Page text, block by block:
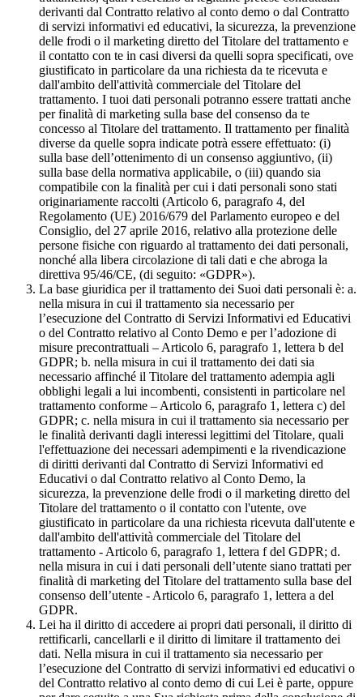
derivanti dal Contratto relativo al conto demo o dal Contratto
di servizi informativi ed educativi, la sicurezza, la prevenzione
delle frodi o il marketing diretto del Titolare del trattamento e
il contatto con te in casi diversi da quelli sopra specificati, ove
giustificato in particolare da una richiesta da te ricevuta e
dall'ambito dell'attività commerciale del Titolare del
trattamento. I tuoi dati personali potranno essere trattati anche
per finalità di marketing sulla base del consenso da te
concesso al Titolare del trattamento. Il trattamento per finalità
diverse da quelle sopra indicate potrà essere effettuato: (i)
sulla base dell’ottenimento di un consenso aggiuntivo, (ii)
sulla base della normativa applicabile, o (iii) quando sia
compatibile con la finalità per cui i dati personali sono stati
originariamente raccolti (Articolo 6, paragrafo 4, del
Regolamento (UE) 2016/679 del Parlamento europeo e del
Consiglio, del 27 aprile 2016, relativo alla protezione delle
persone fisiche con riguardo al trattamento dei dati personali,
nonché alla libera circolazione di tali dati e che abroga la
direttiva 95/46/CE, (di seguito: «GDPR»).
La base giuridica per il trattamento dei Suoi dati personali è: a.
nella misura in cui il trattamento sia necessario per
l’esecuzione del Contratto di Servizi Informativi ed Educativi
o del Contratto relativo al Conto Demo e per l’adozione di
misure precontrattuali – Articolo 6, paragrafo 1, lettera b del
GDPR; b. nella misura in cui il trattamento dei dati sia
necessario affinché il Titolare del trattamento adempia agli
obblighi legali a lui incombenti, consistenti in particolare nel
trattamento conforme – Articolo 6, paragrafo 1, lettera c) del
GDPR; c. nella misura in cui il trattamento sia necessario per
le finalità derivanti dagli interessi legittimi del Titolare, quali
l'effettuazione dei necessari adempimenti e la rivendicazione
di diritti derivanti dal Contratto di Servizi Informativi ed
Educativi o dal Contratto relativo al Conto Demo, la
sicurezza, la prevenzione delle frodi o il marketing diretto del
Titolare del trattamento o il contatto con l'utente, ove
giustificato in particolare da una richiesta ricevuta dall'utente e
dall'ambito dell'attività commerciale del Titolare del
trattamento - Articolo 6, paragrafo 1, lettera f del GDPR; d.
nella misura in cui i dati personali dell’utente siano trattati per
finalità di marketing del Titolare del trattamento sulla base del
consenso dell’utente - Articolo 6, paragrafo 1, lettera a del
GDPR.
Lei ha il diritto di accedere ai propri dati personali, il diritto di
rettificarli, cancellarli e il diritto di limitare il trattamento dei
dati. Nella misura in cui il trattamento sia necessario per
l’esecuzione del Contratto di servizi informativi ed educativi o
del Contratto relativo al conto demo di cui Lei è parte, oppure